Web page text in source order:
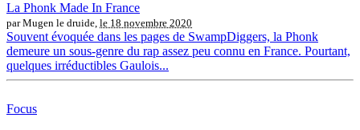
La Phonk Made In France
par Mugen le druide, le 18 novembre 2020
Souvent évoquée dans les pages de SwampDiggers, la Phonk
demeure un sous-genre du rap assez peu connu en France. Pourtant,
quelques irréductibles Gaulois...
Focus